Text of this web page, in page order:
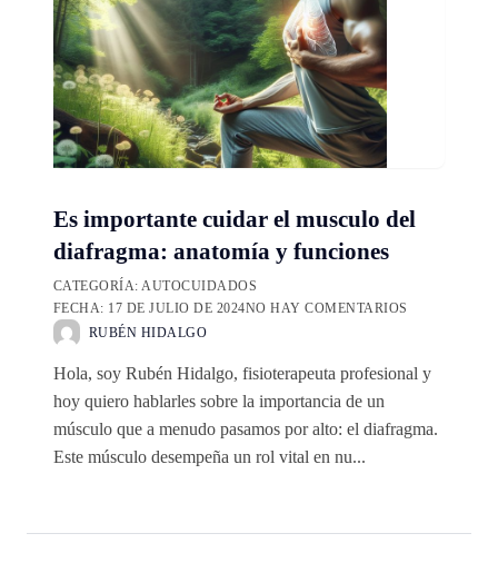
Es importante cuidar el musculo del
diafragma: anatomía y funciones
CATEGORÍA:AUTOCUIDADOS
FECHA: 17 DE JULIO DE 2024NO HAY COMENTARIOS
RUBÉN HIDALGO
Hola, soy Rubén Hidalgo, fisioterapeuta profesional y
hoy quiero hablarles sobre la importancia de un
músculo que a menudo pasamos por alto: el diafragma.
Este músculo desempeña un rol vital en nu...